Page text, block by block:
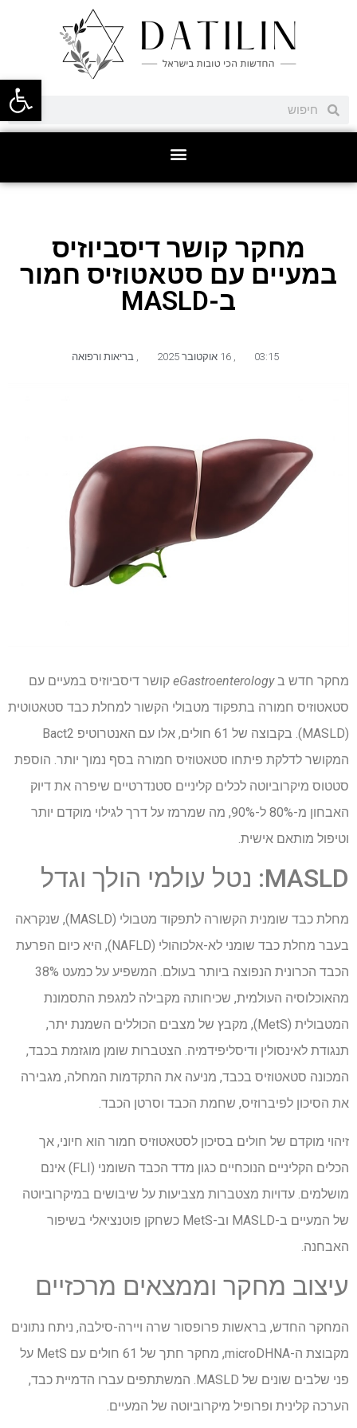
פתח
מחקר קושר דיסביוזיס
במעיים עם סטאטוזיס חמור
ב-MASLD
03:15
,
, בריאות ורפואה
מחקר חדש בeGastroenterology קושר דיסביוזיס במעיים עם
סטאטוזיס חמורה בתפקוד מטבולי הקשור למחלת כבד סטאטוטית
(MASLD). בקבוצה של 61 חולים, אלו עם האנטרוטיפ Bact2
המקושר לדלקת פיתחו סטאטוזיס חמורה בסף נמוך יותר. הוספת
סטטוס מיקרוביוטה לכלים קליניים סטנדרטיים שיפרה את דיוק
האבחון מ-80% ל-90%, מה שמרמז על דרך לגילוי מוקדם יותר
וטיפול מותאם אישית.
MASLD: נטל עולמי הולך וגדל
מחלת כבד שומנית הקשורה לתפקוד מטבולי (MASLD), שנקראה
בעבר מחלת כבד שומני לא-אלכוהולי (NAFLD), היא כיום הפרעת
הכבד הכרונית הנפוצה ביותר בעולם. המשפיע על כמעט 38%
מהאוכלוסיה העולמית, שכיחותה מקבילה למגפת התסמונת
המטבולית (MetS), מקבץ של מצבים הכוללים השמנת יתר,
תנגודת לאינסולין ודיסליפידמיה. הצטברות שומן מוגזמת בכבד,
המכונה סטאטוזיס בכבד, מניעה את התקדמות המחלה, מגבירה
את הסיכון לפיברוזיס, שחמת הכבד וסרטן הכבד.
זיהוי מוקדם של חולים בסיכון לסטאטוזיס חמור הוא חיוני, אך
הכלים הקליניים הנוכחיים כגון מדד הכבד השומני (FLI) אינם
מושלמים. עדויות מצטברות מצביעות על שיבושים במיקרוביוטה
של ​​המעיים ב-MASLD וב-MetS כשחקן פוטנציאלי בשיפור
האבחנה.
עיצוב מחקר וממצאים מרכזיים
המחקר החדש, בראשות פרופסור שרה ויירה-סילבה, ניתח נתונים
מקבוצת ה-microDHNA, מחקר חתך של 61 חולים עם MetS על
פני שלבים שונים של MASLD. המשתתפים עברו הדמיית כבד,
הערכה קלינית ופרופיל מיקרוביוטה של ​​המעיים.